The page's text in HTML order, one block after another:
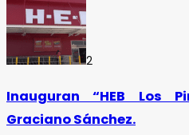
2
Inauguran “HEB Los
Graciano Sánchez.